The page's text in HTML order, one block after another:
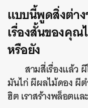
แบบนี้พูดสิ่งต่า
เรื่องสั้นของคุณ
หรือยัง
สามสี่เรื่องแล้ว
มันไก่ ผีผลไม้ดอง ผีต
ฮิต เราสร้างพล็อตแล